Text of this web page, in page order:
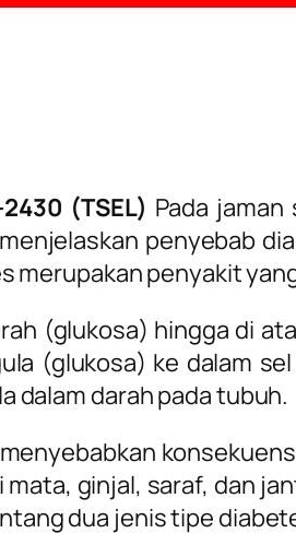
(TSEL) Pada
penyebab
merupakan penyakit
(glukosa) hingga di
(glukosa) ke dalam
dalam darah pada tubuh.
ginjal, saraf, dan
dua jenis tipe